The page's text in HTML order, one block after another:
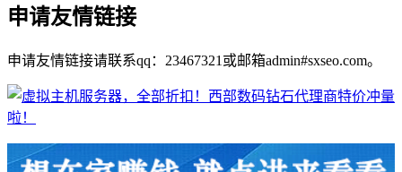
申请友情链接
申请友情链接请联系qq：23467321或邮箱admin#sxseo.com。